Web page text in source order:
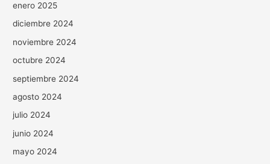
enero 2025
diciembre 2024
noviembre 2024
octubre 2024
septiembre 2024
agosto 2024
julio 2024
junio 2024
mayo 2024